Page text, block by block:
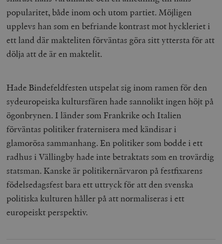
popularitet, både inom och utom partiet. Möjligen
upplevs han som en befriande kontrast mot hyckleriet i
ett land där makteliten förväntas göra sitt yttersta för att
dölja att de är en maktelit.
Hade Bindefeldfesten utspelat sig inom ramen för den
sydeuropeiska kultursfären hade sannolikt ingen höjt på
ögonbrynen. I länder som Frankrike och Italien
förväntas politiker fraternisera med kändisar i
glamorösa sammanhang. En politiker som bodde i ett
radhus i Vällingby hade inte betraktats som en trovärdig
statsman. Kanske är politikernärvaron på festfixarens
födelsedagsfest bara ett uttryck för att den svenska
politiska kulturen håller på att normaliseras i ett
europeiskt perspektiv.